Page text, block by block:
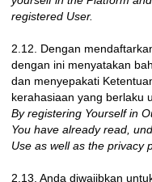
registered User.
2.12. Dengan
dengan ini menyatakan
dan menyepakati
kerahasiaan yang berlaku
By registering Yourself in
You have already read,
Use as well as the privacy
2.13. Anda diwajibkan